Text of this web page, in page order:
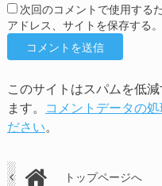
次回のコメントで使用する
アドレス、サイトを保存する。
このサイトはスパムを低
ます。
コメントデータの
ださい。
トップページへ